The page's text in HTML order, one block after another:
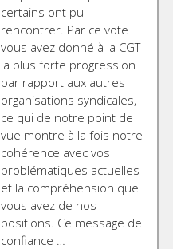
certains ont pu
rencontrer. Par ce vote
vous avez donné à la CGT
la plus forte progression
par rapport aux autres
organisations syndicales,
ce qui de notre point de
vue montre à la fois notre
cohérence avec vos
problématiques actuelles
et la compréhension que
vous avez de nos
positions. Ce message de
confiance …